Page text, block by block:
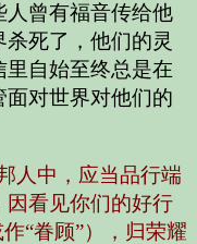
人曾有福音传给他
死了，他们的灵
自始至终总是在
对世界对他们的
人中，应当品行端
因看见你们的好行
“眷顾”），归荣耀